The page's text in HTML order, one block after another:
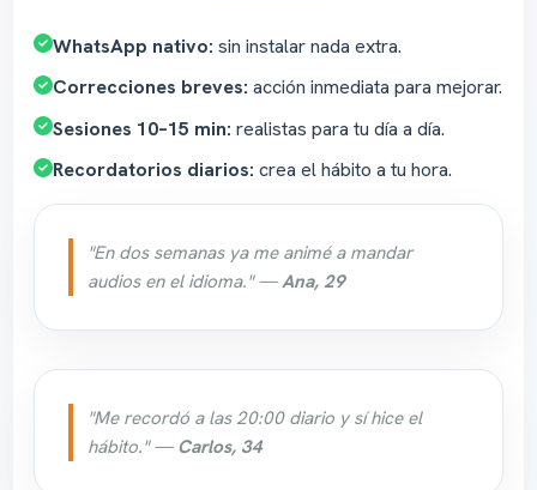
WhatsApp nativo: sin instalar nada extra.
Correcciones breves: acción inmediata para mejorar.
Sesiones 10–15 min: realistas para tu día a día.
Recordatorios diarios: crea el hábito a tu hora.
"En dos semanas ya me animé a mandar
audios en el idioma." —Ana, 29
"Me recordó a las 20:00 diario y sí hice el
hábito." — Carlos, 34